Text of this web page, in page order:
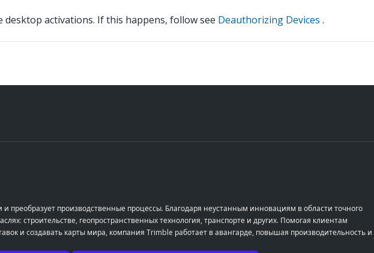
activations. If this happens, follow see Deauthorizing Devices .
производственные процессы. Благодаря неустанным инновациям в области точного
строительстве, геопространственных технология, транспорте и других. Помогая клиентам
и создавать карты мира, компания Trimble работает в авангарде, повышая производительность и